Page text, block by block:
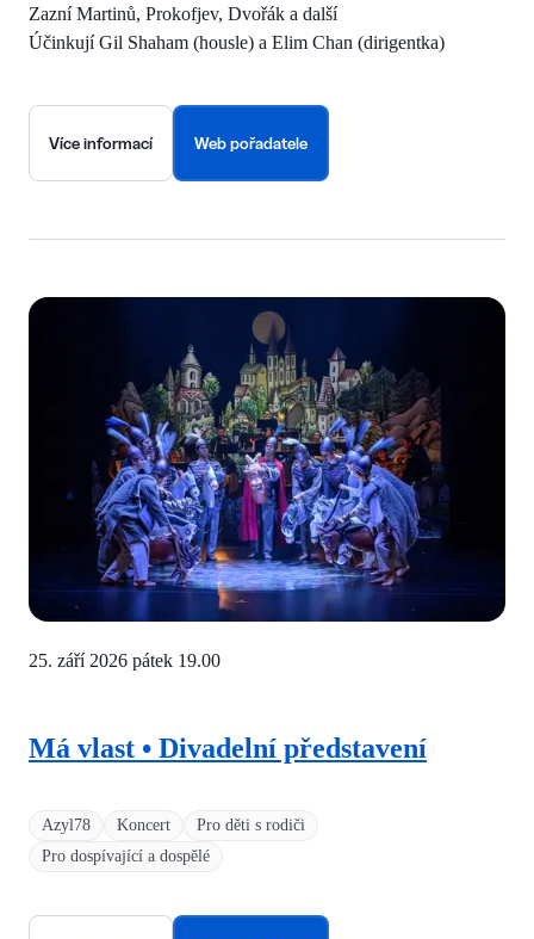
Zazní Martinů, Prokofjev, Dvořák a další
Účinkují Gil Shaham (housle) a Elim Chan (dirigentka)
Více informací Web pořadatele
Azyl78 Koncert
Pro děti s rodiči
Pro dospívající a dospělé
Má vlast • Divadelní představení
25. září 2026 pátek 19.00